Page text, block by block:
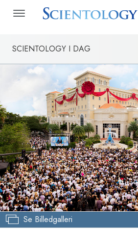
SCIENTOLOGY I DAG
Se Billedgalleri